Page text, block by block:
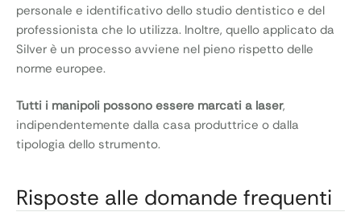
personale e identificativo dello studio dentistico e del
professionista che lo utilizza. Inoltre, quello applicato da
Silver è un processo avviene nel pieno rispetto delle
norme europee.
Tutti i manipoli possono essere marcati a laser,
indipendentemente dalla casa produttrice o dalla
tipologia dello strumento.
Risposte alle domande frequenti